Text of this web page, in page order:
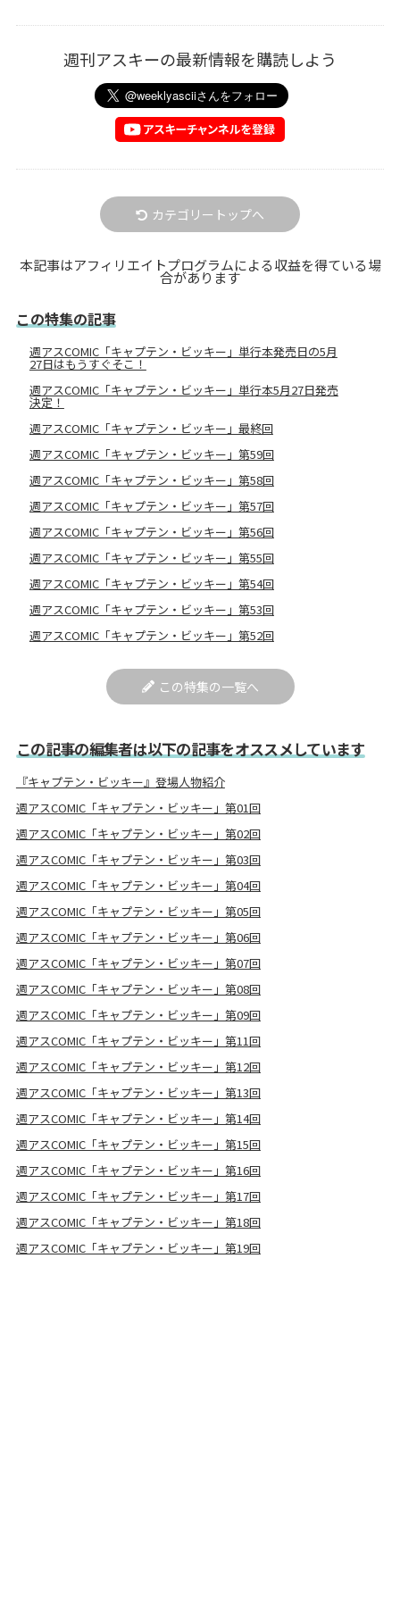
週刊アスキーの最新情報を購読しよう
カテゴリートップへ
本記事はアフィリエイトプログラムによる収益を得ている場
合があります
この特集の記事
週アスCOMIC「キャプテン・ビッキー」単行本発売日の5月
27日はもうすぐそこ！
週アスCOMIC「キャプテン・ビッキー」単行本5月27日発売
決定！
週アスCOMIC「キャプテン・ビッキー」最終回
週アスCOMIC「キャプテン・ビッキー」第59回
週アスCOMIC「キャプテン・ビッキー」第58回
週アスCOMIC「キャプテン・ビッキー」第57回
週アスCOMIC「キャプテン・ビッキー」第56回
週アスCOMIC「キャプテン・ビッキー」第55回
週アスCOMIC「キャプテン・ビッキー」第54回
週アスCOMIC「キャプテン・ビッキー」第53回
週アスCOMIC「キャプテン・ビッキー」第52回
この特集の一覧へ
この記事の編集者は以下の記事をオススメしています
『キャプテン・ビッキー』登場人物紹介
週アスCOMIC「キャプテン・ビッキー」第01回
週アスCOMIC「キャプテン・ビッキー」第02回
週アスCOMIC「キャプテン・ビッキー」第03回
週アスCOMIC「キャプテン・ビッキー」第04回
週アスCOMIC「キャプテン・ビッキー」第05回
週アスCOMIC「キャプテン・ビッキー」第06回
週アスCOMIC「キャプテン・ビッキー」第07回
週アスCOMIC「キャプテン・ビッキー」第08回
週アスCOMIC「キャプテン・ビッキー」第09回
週アスCOMIC「キャプテン・ビッキー」第11回
週アスCOMIC「キャプテン・ビッキー」第12回
週アスCOMIC「キャプテン・ビッキー」第13回
週アスCOMIC「キャプテン・ビッキー」第14回
週アスCOMIC「キャプテン・ビッキー」第15回
週アスCOMIC「キャプテン・ビッキー」第16回
週アスCOMIC「キャプテン・ビッキー」第17回
週アスCOMIC「キャプテン・ビッキー」第18回
週アスCOMIC「キャプテン・ビッキー」第19回